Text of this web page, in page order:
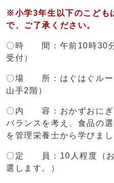
※小学3年生以下のこども
で、ご了承ください。
〇時 間：午前10時30分
受付）
〇場 所：はぐはぐルー
山手2階）
〇内 容：おかずおにぎ
バランスを考え、食品の
を管理栄養士から学びまし
〇定 員：10人程度（お
選します。）